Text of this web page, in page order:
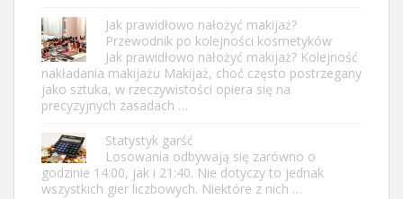
Jak prawidłowo nałożyć makijaż?
Przewodnik po kolejności kosmetyków
Jak prawidłowo nałożyć makijaż? Kolejność
nakładania makijażu Makijaż, choć często postrzegany
jako sztuka, w rzeczywistości opiera się na
precyzyjnych zasadach …
Statystyk garść
Losowania odbywają się zarówno o
godzinie 14:00, jak i 21:40. Nie dotyczy to jednak
wszystkich gier liczbowych. Niektóre z nich …